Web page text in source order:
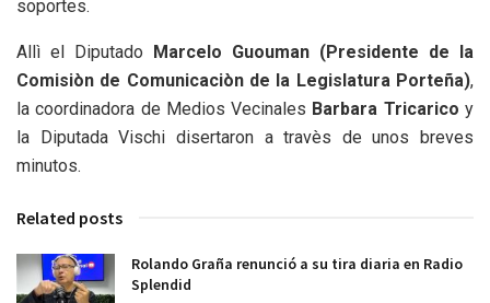
soportes.
Allì el Diputado Marcelo Guouman (Presidente de la
Comisiòn de Comunicaciòn de la Legislatura Porteña),
la coordinadora de Medios Vecinales Barbara Tricarico y
la Diputada Vischi disertaron a travès de unos breves
minutos.
Related posts
Rolando Graña renunció a su tira diaria en Radio
Splendid